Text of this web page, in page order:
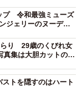
プ 令和最強ミューズ
ジェリーのヌーディ
らり 29歳のくびれ女
集は大胆カットの連
トを隠すのはハート